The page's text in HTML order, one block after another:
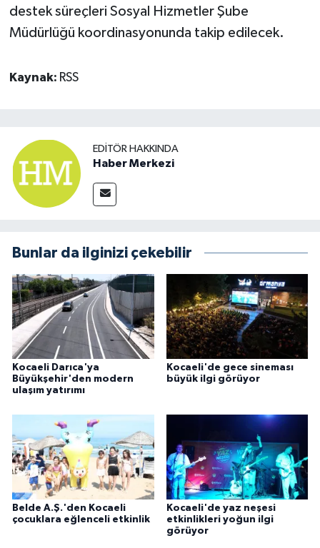
destek süreçleri Sosyal Hizmetler Şube
Müdürlüğü koordinasyonunda takip edilecek.
Kaynak: RSS
EDITÖR HAKKINDA
Haber Merkezi
Bunlar da ilginizi çekebilir
Kocaeli Darıca'ya
Büyükşehir'den modern
ulaşım yatırımı
Kocaeli'de gece sineması
büyük ilgi görüyor
Belde A.Ş.'den Kocaeli
çocuklara eğlenceli etkinlik
Kocaeli'de yaz neşesi
etkinlikleri yoğun ilgi
görüyor